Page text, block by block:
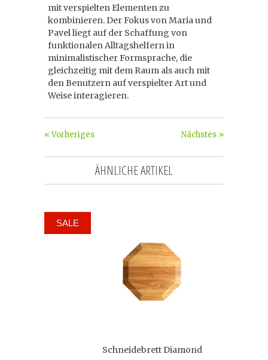
mit verspielten Elementen zu
kombinieren. Der Fokus von Maria und
Pavel liegt auf der Schaffung von
funktionalen Alltagshelfern in
minimalistischer Formsprache, die
gleichzeitig mit dem Raum als auch mit
den Benutzern auf verspielter Art und
Weise interagieren.
Nächstes »
« Vorheriges
ÄHNLICHE ARTIKEL
Schneidebrett Diamond
SALE